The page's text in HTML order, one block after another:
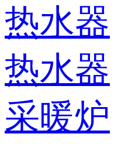
热水器
热水器
采暖炉